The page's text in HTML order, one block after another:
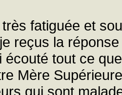
très fatiguée et
reçus la
écouté tout ce
Mère
qui sont